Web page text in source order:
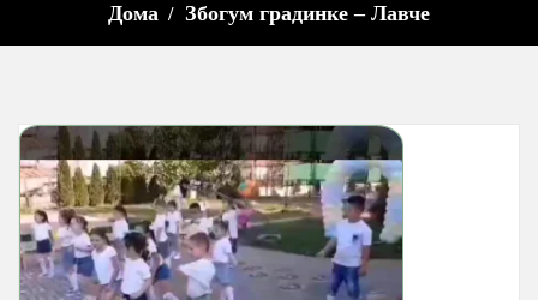
Дома Збогум градинке – Лавче